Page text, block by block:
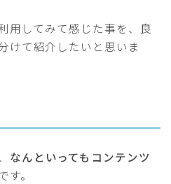
用してみて感じた事を、良
けて紹介したいと思いま
なんといってもコンテンツ
す。